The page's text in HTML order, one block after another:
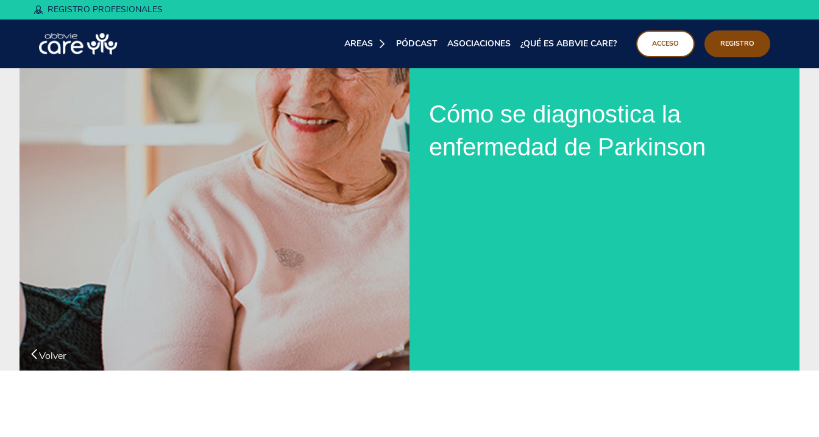
REGISTRO PROFESIONALES
AREAS PÓDCAST ASOCIACIONES ¿QUÉ ES ABBVIE CARE? ACCESO REGISTRO
Volver
Cómo se diagnostica la
enfermedad de Parkinson